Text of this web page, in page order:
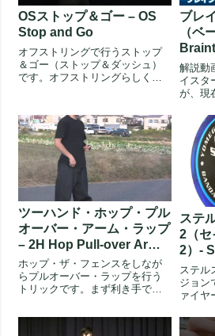
OSストップ＆ゴー – OS
Stop and Go
オフストリングで行うストップ
＆ゴー（ストップ＆ダッシュ）
です。オフストリングらしく、
ブレ
（ベ
解説動
イスタ
が、現
ーコ
ツーハンド・ホップ・プル
オーバー・アーム・ラップ
– 2H Hop Pull-over Arm
Wrap
ホップ・ザ・フェンスをしなが
らプルオーバー・ラップを行う
トリックです。まず利き手でな
行います...
ステ
2（セ
2）-
ステル
ジョン
ァイヤ
イヤー